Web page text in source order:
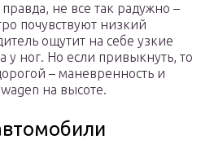
не все так радужно –
почувствуют низкий
ощутит на себе узкие
у ног. Но если привыкнуть, то
– маневренность и
на высоте.